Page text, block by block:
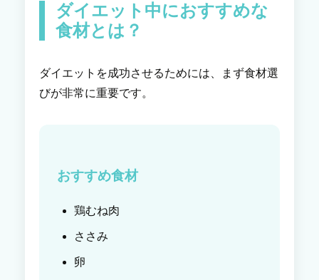
ダイエット中におすすめな
食材とは？
ダイエットを成功させるためには、まず食材選
びが非常に重要です。
おすすめ食材
鶏むね肉
ささみ
卵